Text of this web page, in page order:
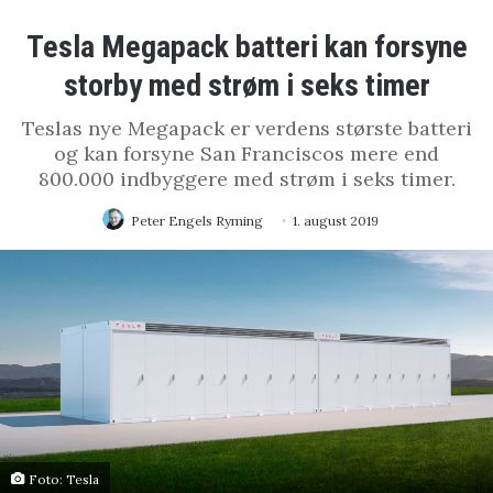
Tesla Megapack batteri kan forsyne
storby med strøm i seks timer
Teslas nye Megapack er verdens største batteri
og kan forsyne San Franciscos mere end
800.000 indbyggere med strøm i seks timer.
Peter Engels Ryming 1. august 2019
Foto: Tesla